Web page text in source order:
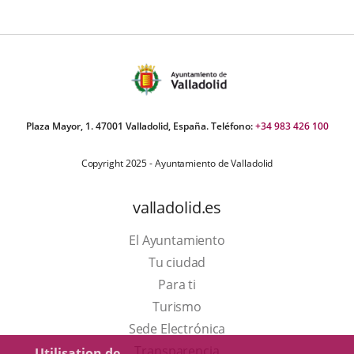
Plaza Mayor, 1. 47001 Valladolid, España. Teléfono:+34 983 426 100
Copyright 2025 - Ayuntamiento de Valladolid
valladolid.es
El Ayuntamiento
Tu ciudad
Para ti
TurismoEste
enlace
Sede Electrónica